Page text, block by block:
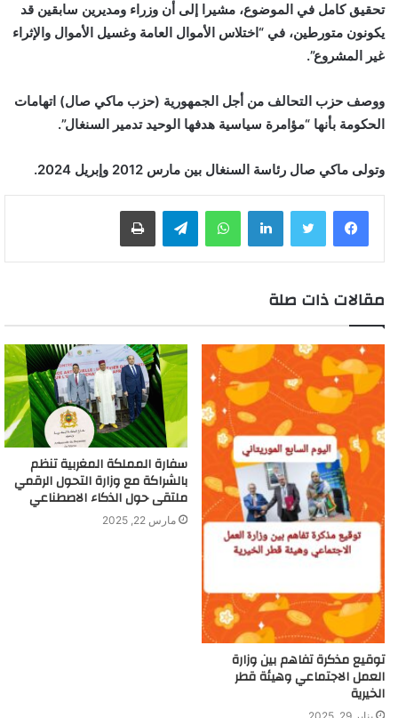
تحقيق كامل في الموضوع، مشيرا إلى أن وزراء ومديرين سابقين قد
يكونون متورطين، في “اختلاس الأموال العامة وغسيل الأموال والإثراء
غير المشروع”.
ووصف حزب التحالف من أجل الجمهورية (حزب ماكي صال) اتهامات
الحكومة بأنها “مؤامرة سياسية هدفها الوحيد تدمير السنغال”.
وتولى ماكي صال رئاسة السنغال بين مارس 2012 وإبريل 2024.
لينكدإن واتساب
مقالات ذات صلة
توقيع مذكرة تفاهم بين وزارة
العمل الاجتماعي وهيئة قطر
الخيرية
سفارة المملكة المغربية تنظم
بالشراكة مع وزارة التحول الرقمي
ملتقى حول الذكاء الاصطناعي
مارس 22, 2025